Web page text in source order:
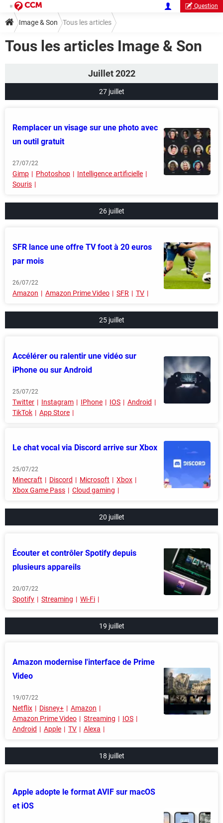
Question
Image & Son Tous les articles
Tous les articles Image & Son
Juillet 2022
27 juillet
Remplacer un visage sur une photo avec
un outil gratuit
27/07/22
Gimp Photoshop
Intelligence artificielle
Souris
26 juillet
SFR lance une offre TV foot à 20 euros
par mois
26/07/22
Amazon Amazon Prime Video SFR TV
25 juillet
Accélérer ou ralentir une vidéo sur
iPhone ou sur Android
25/07/22
Twitter Instagram IPhone IOS
Android
TikTok
App Store
Le chat vocal via Discord arrive sur Xbox
25/07/22
Minecraft Discord Microsoft
Xbox
Xbox Game Pass
Cloud gaming
20 juillet
Écouter et contrôler Spotify depuis
plusieurs appareils
20/07/22
Spotify Streaming Wi-Fi
19 juillet
Amazon modernise l'interface de Prime
Video
19/07/22
Netflix Disney+
Amazon
Amazon Prime Video
Streaming
IOS
Android
Apple TV Alexa
18 juillet
Apple adopte le format AVIF sur macOS
et iOS